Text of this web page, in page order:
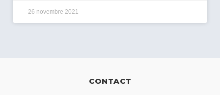
26 novembre 2021
CONTACT